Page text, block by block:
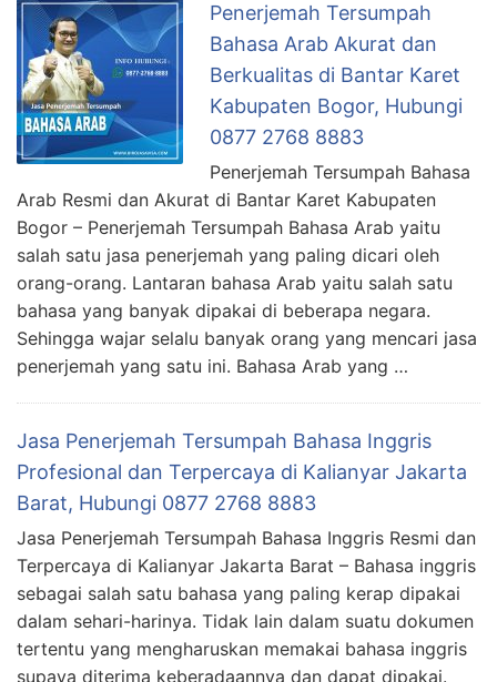
Penerjemah Tersumpah
Bahasa Arab Akurat dan
Berkualitas di Bantar Karet
Kabupaten Bogor, Hubungi
0877 2768 8883
Penerjemah Tersumpah Bahasa
Arab Resmi dan Akurat di Bantar Karet Kabupaten
Bogor – Penerjemah Tersumpah Bahasa Arab yaitu
salah satu jasa penerjemah yang paling dicari oleh
orang-orang. Lantaran bahasa Arab yaitu salah satu
bahasa yang banyak dipakai di beberapa negara.
Sehingga wajar selalu banyak orang yang mencari jasa
penerjemah yang satu ini. Bahasa Arab yang …
Jasa Penerjemah Tersumpah Bahasa Inggris
Profesional dan Terpercaya di Kalianyar Jakarta
Barat, Hubungi 0877 2768 8883
Jasa Penerjemah Tersumpah Bahasa Inggris Resmi dan
Terpercaya di Kalianyar Jakarta Barat – Bahasa inggris
sebagai salah satu bahasa yang paling kerap dipakai
dalam sehari-harinya. Tidak lain dalam suatu dokumen
tertentu yang mengharuskan memakai bahasa inggris
supaya diterima keberadaannya dan dapat dipakai.